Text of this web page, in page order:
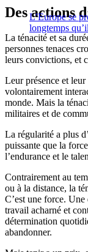
L’Europe se
longtemps
Des actions
La ténacité et sa
personnes tenaces
leurs convictions, et
Leur présence et
volontairement
monde. Mais la
militaires et de
La régularité a plus
puissante que la
l’endurance et le
Contrairement au
ou à la distance, la
C’est une force.
travail acharné et
détermination
abandonner.